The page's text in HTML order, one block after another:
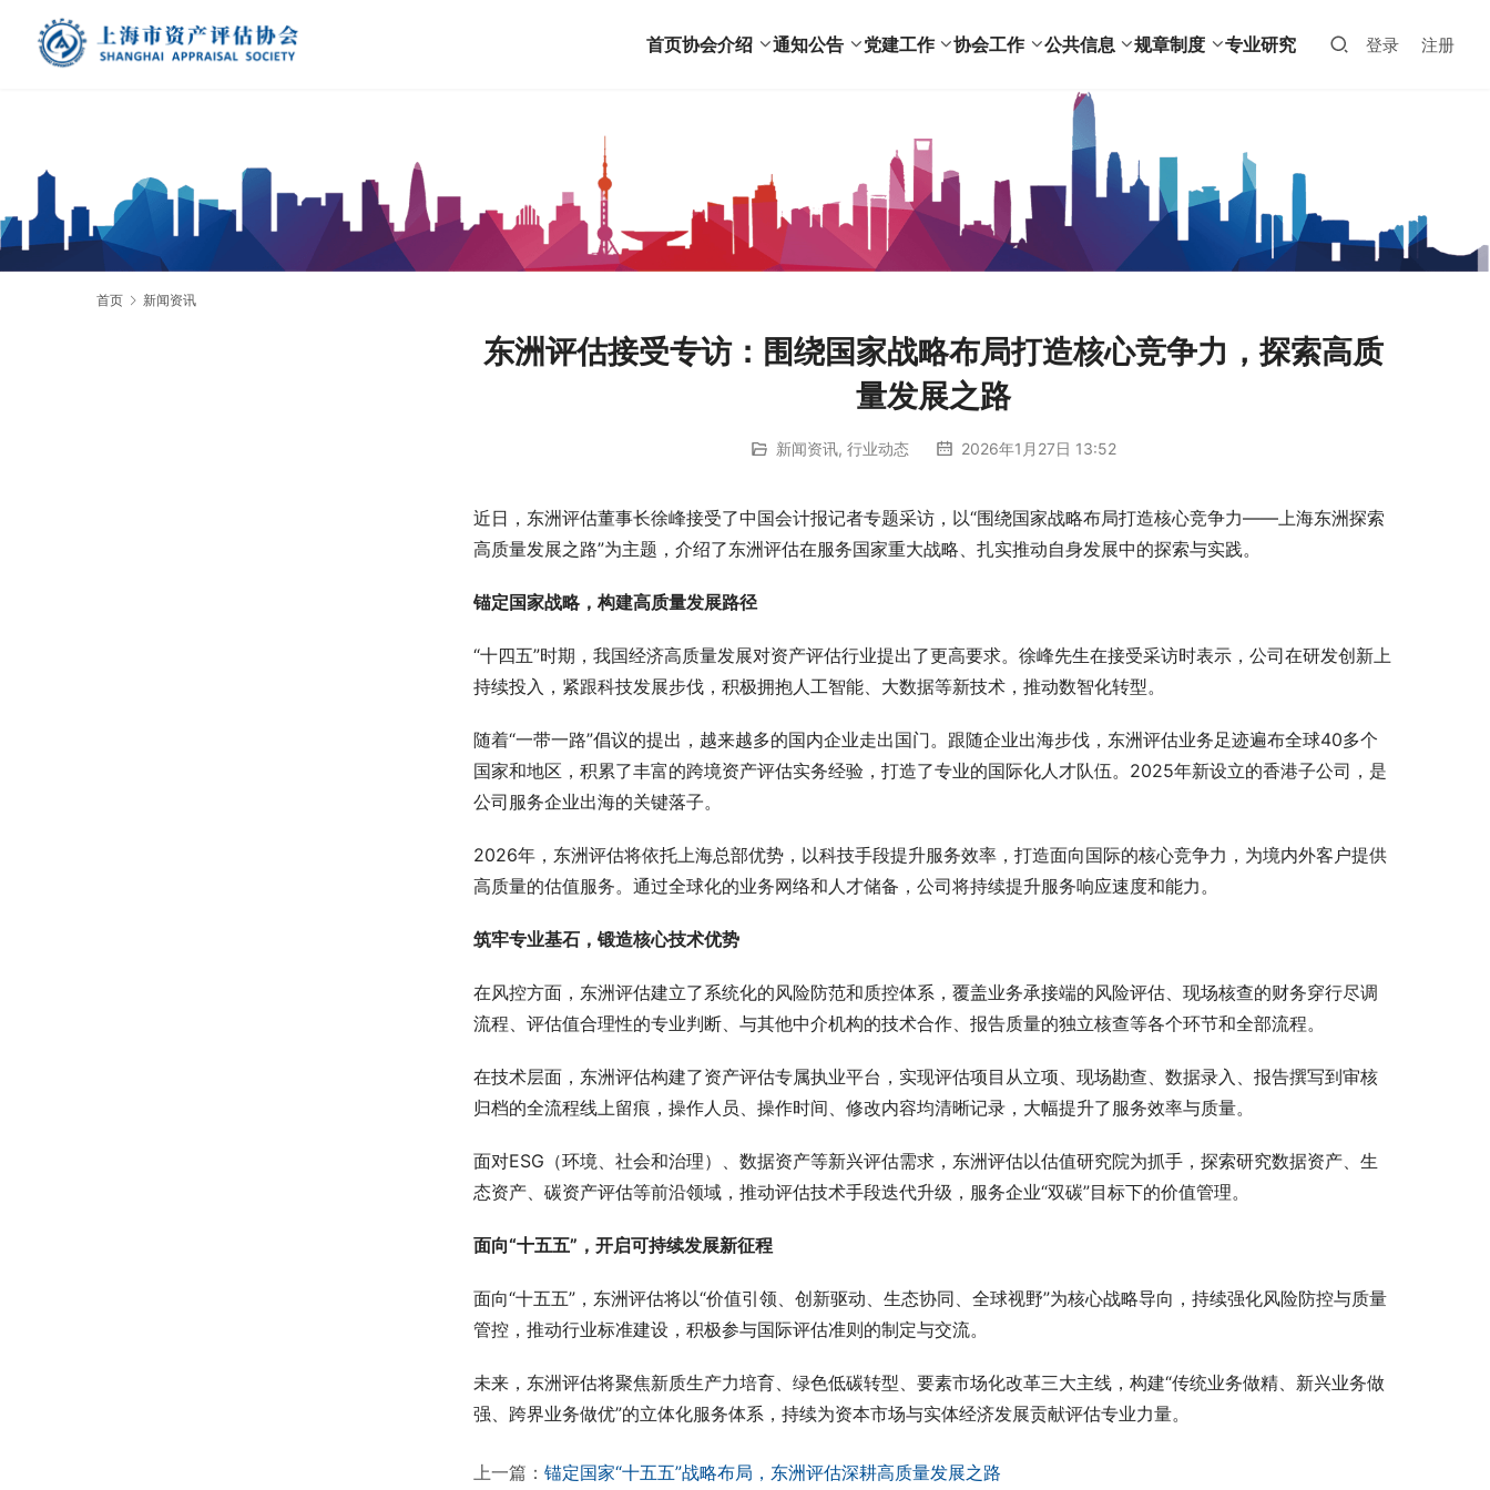
首页协会介绍 通知公告 党建工作 协会工作 公共信息 规章制度 专业研究 登录 注册
首页 新闻资讯
东洲评估接受专访：围绕国家战略布局打造核心竞争力，探索高质
量发展之路
新闻资讯, 行业动态 2026年1月27日 13:52
近日，东洲评估董事长徐峰接受了中国会计报记者专题采访，以“围绕国家战略布局打造核心竞争力——上海东洲探索
高质量发展之路”为主题，介绍了东洲评估在服务国家重大战略、扎实推动自身发展中的探索与实践。
锚定国家战略，构建高质量发展路径
“十四五”时期，我国经济高质量发展对资产评估行业提出了更高要求。徐峰先生在接受采访时表示，公司在研发创新上
持续投入，紧跟科技发展步伐，积极拥抱人工智能、大数据等新技术，推动数智化转型。
随着“一带一路”倡议的提出，越来越多的国内企业走出国门。跟随企业出海步伐，东洲评估业务足迹遍布全球40多个
国家和地区，积累了丰富的跨境资产评估实务经验，打造了专业的国际化人才队伍。2025年新设立的香港子公司，是
公司服务企业出海的关键落子。
2026年，东洲评估将依托上海总部优势，以科技手段提升服务效率，打造面向国际的核心竞争力，为境内外客户提供
高质量的估值服务。通过全球化的业务网络和人才储备，公司将持续提升服务响应速度和能力。
筑牢专业基石，锻造核心技术优势
在风控方面，东洲评估建立了系统化的风险防范和质控体系，覆盖业务承接端的风险评估、现场核查的财务穿行尽调
流程、评估值合理性的专业判断、与其他中介机构的技术合作、报告质量的独立核查等各个环节和全部流程。
在技术层面，东洲评估构建了资产评估专属执业平台，实现评估项目从立项、现场勘查、数据录入、报告撰写到审核
归档的全流程线上留痕，操作人员、操作时间、修改内容均清晰记录，大幅提升了服务效率与质量。
面对ESG（环境、社会和治理）、数据资产等新兴评估需求，东洲评估以估值研究院为抓手，探索研究数据资产、生
态资产、碳资产评估等前沿领域，推动评估技术手段迭代升级，服务企业“双碳”目标下的价值管理。
面向“十五五”，开启可持续发展新征程
面向“十五五”，东洲评估将以“价值引领、创新驱动、生态协同、全球视野”为核心战略导向，持续强化风险防控与质量
管控，推动行业标准建设，积极参与国际评估准则的制定与交流。
未来，东洲评估将聚焦新质生产力培育、绿色低碳转型、要素市场化改革三大主线，构建“传统业务做精、新兴业务做
强、跨界业务做优”的立体化服务体系，持续为资本市场与实体经济发展贡献评估专业力量。
上一篇： 锚定国家“十五五”战略布局，东洲评估深耕高质量发展之路